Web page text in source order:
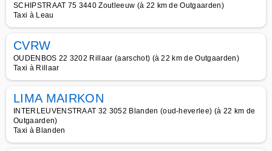
SCHIPSTRAAT 75 3440 Zoutleeuw (à 22 km de Outgaarden)
Taxi à Leau
CVRW
OUDENBOS 22 3202 Rillaar (aarschot) (à 22 km de Outgaarden)
Taxi à Rillaar
LIMA MAIRKON
INTERLEUVENSTRAAT 32 3052 Blanden (oud-heverlee) (à 22 km de
Outgaarden)
Taxi à Blanden